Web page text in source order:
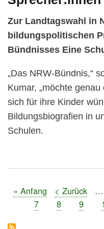
Zur Landtagswahl in
bildungspolitischen
Bündnisses Eine
„Das NRW-Bündnis,“
Kumar, „möchte
sich für ihre Kinder
Bildungsbiografien in
Schulen.
Seitennummerierung
Erste
« Anfang
Vorherige
Seite
< Zurück …
Seite
7 Seite
8 Seite
9